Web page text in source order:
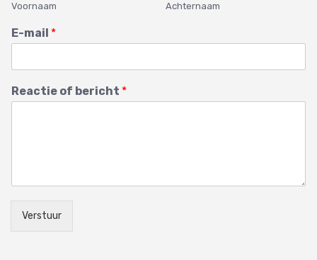
Voornaam Achternaam
E-mail *
Reactie of bericht *
Verstuur